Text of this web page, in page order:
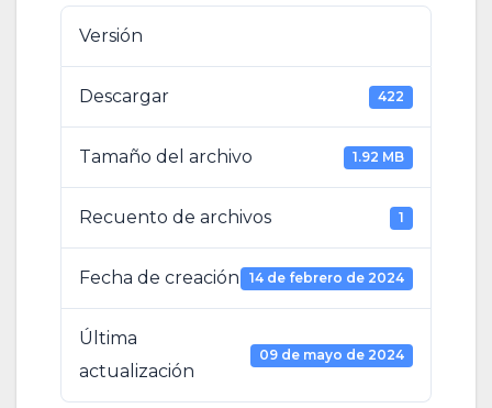
Versión
Descargar 422
Tamaño del archivo 1.92 MB
Recuento de archivos 1
Fecha de creación 14 de febrero de 2024
Última
actualización
09 de mayo de 2024